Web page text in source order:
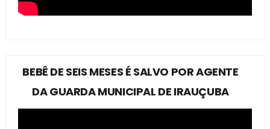
BEBÊ DE SEIS MESES É SALVO POR AGENTE
DA GUARDA MUNICIPAL DE IRAUÇUBA